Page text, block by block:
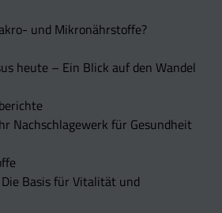
und Mikronährstoffe?
heute – Ein Blick auf den Wandel
Nachschlagewerk für Gesundheit
Basis für Vitalität und